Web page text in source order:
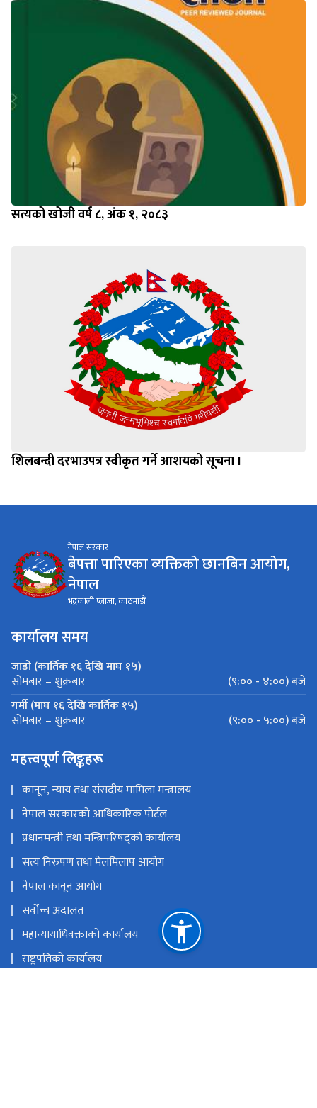
सत्यको खोजी वर्ष ८, अंक १, २०८३
शिलबन्दी दरभाउपत्र स्वीकृत गर्ने आशयको सूचना ।
नेपाल सरकार
बेपत्ता पारिएका व्यक्तिको छानबिन आयोग,
नेपाल
भद्रकाली प्लाजा, काठमाडौं
कार्यालय समय
जाडो (कार्तिक १६ देखि माघ १५)
सोमबार – शुक्रबार
(९:०० - ४:००) बजे
गर्मी (माघ १६ देखि कार्तिक १५)
सोमबार – शुक्रबार (९:०० - ५:००) बजे
महत्त्वपूर्ण लिङ्कहरू
कानून, न्याय तथा संसदीय मामिला मन्त्रालय
नेपाल सरकारको आधिकारिक पोर्टल
प्रधानमन्त्री तथा मन्त्रिपरिषद्को कार्यालय
सत्य निरुपण तथा मेलमिलाप आयोग
नेपाल कानून आयोग
सर्वोच्च अदालत
महान्यायाधिवक्ताको कार्यालय
राष्ट्रपतिको कार्यालय